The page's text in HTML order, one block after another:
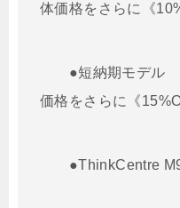
体価格をさらに《
●短納期モ
価格をさらに《
●ThinkCentre
→